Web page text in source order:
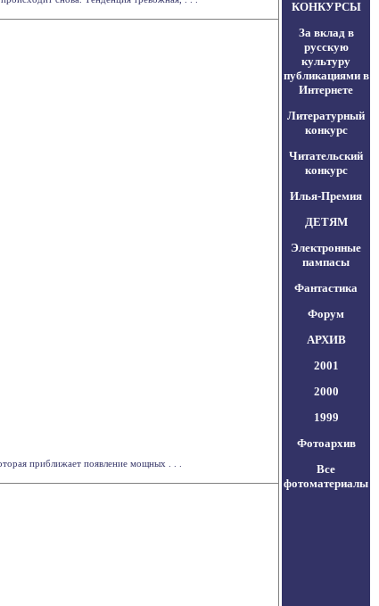
приближает появление мощных . . .
КОНКУРСЫ
За вклад в
русскую
культуру
публикациями в
Интернете
Литературный
конкурс
Читательский
конкурс
Илья-Премия
ДЕТЯМ
Электронные
пампасы
Фантастика
Форум
АРХИВ
2001
2000
1999
Фотоархив
Все
фотоматериалы